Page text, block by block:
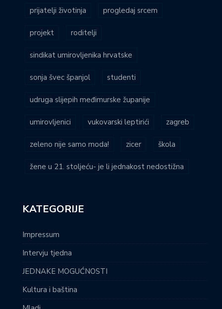
prijatelji životinja progledaj srcem
projekt roditelji
sindikat umirovljenika hrvatske
sonja švec španjol studenti
udruga slijepih međimurske županije
umirovljenici vukovarski leptirići zagreb
zeleno nije samo moda! zicer škola
žene u 21. stoljeću- je li jednakost nedostižna
KATEGORIJE
Impressum
Intervju tjedna
JEDNAKE MOGUĆNOSTI
Kultura i baština